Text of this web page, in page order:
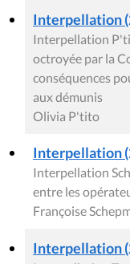
Interpellation
Interpellation
octroyée par la
conséquences
aux démunis
Olivia P'tito
Interpellation
Interpellation
entre les
Françoise
Interpellation